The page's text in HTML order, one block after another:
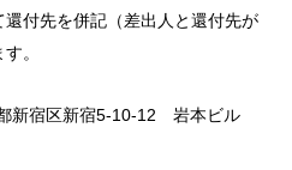
還付先を併記（差出人と還付先が
。
新宿区新宿5-10-12 岩本ビル